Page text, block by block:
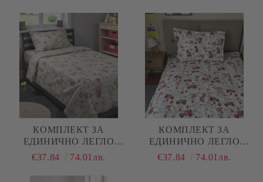
(ПОПЛИН), 3 ЧАСТИ
ПАМУК (ПОПЛИН), 3
КОМПЛЕКТ ЗА
ЕДИНИЧНО ЛЕГЛО
ЛИЛАВО- ВЕСЕЛИ
НАТУРАЛЕН ПАМУК
€37.84 74.01лв.
КОМПЛЕКТ ЗА
ЕДИНИЧНО ЛЕГЛО
ПОЖАРНИ , 100%
€37.84 74.01лв.